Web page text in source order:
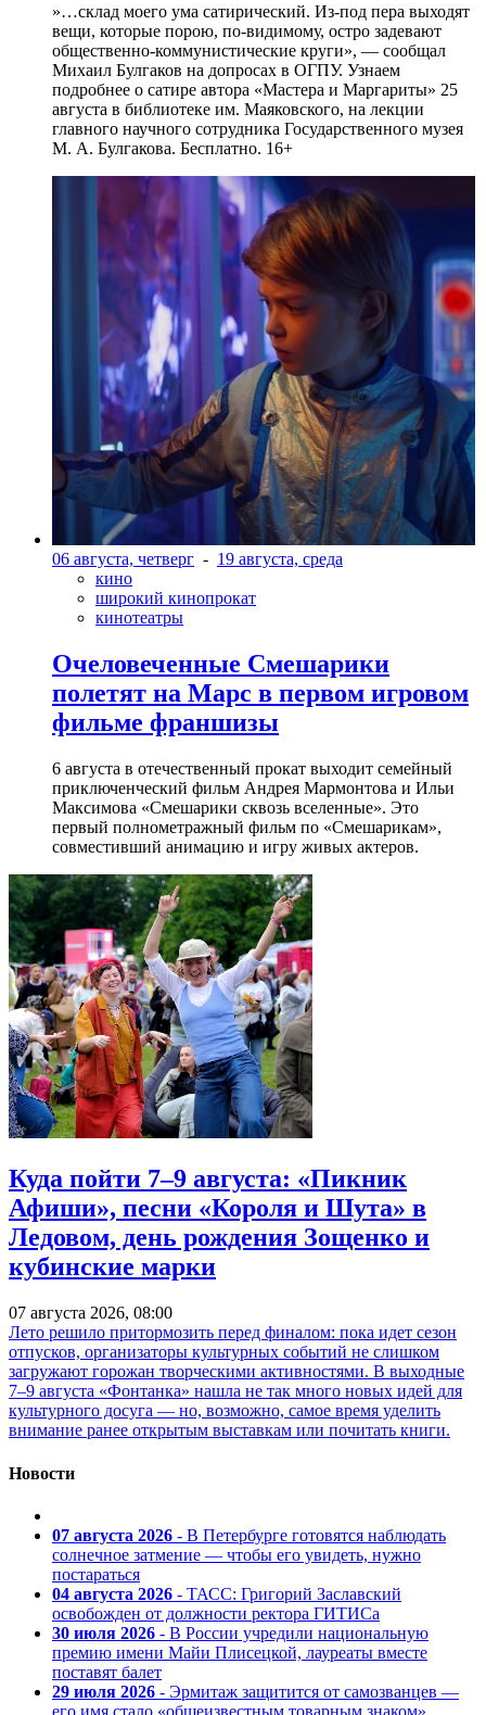
»…склад моего ума сатирический. Из-под пера выходят
вещи, которые порою, по-видимому, остро задевают
общественно-коммунистические круги», — сообщал
Михаил Булгаков на допросах в ОГПУ. Узнаем
подробнее о сатире автора «Мастера и Маргариты» 25
августа в библиотеке им. Маяковского, на лекции
главного научного сотрудника Государственного музея
М. А. Булгакова. Бесплатно. 16+
06 августа, четверг - 19 августа, среда
кино
широкий кинопрокат
кинотеатры
Очеловеченные Смешарики
полетят на Марс в первом игровом
фильме франшизы
6 августа в отечественный прокат выходит семейный
приключенческий фильм Андрея Мармонтова и Ильи
Максимова «Смешарики сквозь вселенные». Это
первый полнометражный фильм по «Смешарикам»,
совместивший анимацию и игру живых актеров.
Куда пойти 7–9 августа: «Пикник
Афиши», песни «Короля и Шута» в
Ледовом, день рождения Зощенко и
кубинские марки
07 августа 2026, 08:00
Лето решило притормозить перед финалом: пока идет сезон
отпусков, организаторы культурных событий не слишком
загружают горожан творческими активностями. В выходные
7–9 августа «Фонтанка» нашла не так много новых идей для
культурного досуга — но, возможно, самое время уделить
внимание ранее открытым выставкам или почитать книги.
Новости
07 августа 2026 - В Петербурге готовятся наблюдать
солнечное затмение — чтобы его увидеть, нужно
постараться
04 августа 2026 - ТАСС: Григорий Заславский
освобожден от должности ректора ГИТИСа
30 июля 2026 - В России учредили национальную
премию имени Майи Плисецкой, лауреаты вместе
поставят балет
29 июля 2026 - Эрмитаж защитится от самозванцев —
его имя стало «общеизвестным товарным знаком»